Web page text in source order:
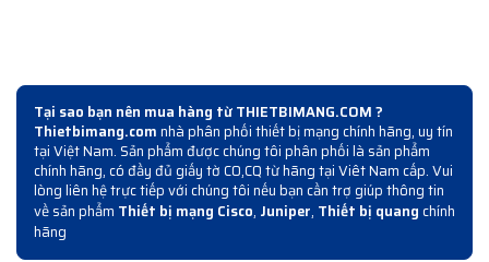
Tại sao bạn nên mua hàng từ THIETBIMANG.COM ?
Thietbimang.comnhà phân phối thiết bị mạng chính hãng, uy tín
tại Việt Nam. Sản phẩm được chúng tôi phân phối là sản phẩm
chính hãng, có đầy đủ giấy tờ CO,CQ từ hãng tại Viêt Nam cấp. Vui
lòng liên hệ trực tiếp với chúng tôi nếu bạn cần trợ giúp thông tin
về sản phẩm Thiết bị mạng Cisco, Juniper, Thiết bị quangchính
hãng